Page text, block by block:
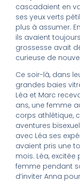
cascadaient en
ses yeux verts
plus à assumer.
ils avaient
grossesse avait
curieuse de
Ce soir-là, dans
grandes baies
Léa et Marc
ans, une femme
corps athlétique,
aventures
avec Léa ses
avaient pris une
mois. Léa, excitée
femme pendant
d’inviter Anna